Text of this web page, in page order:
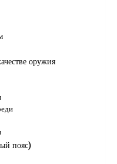
оружия
пояс)